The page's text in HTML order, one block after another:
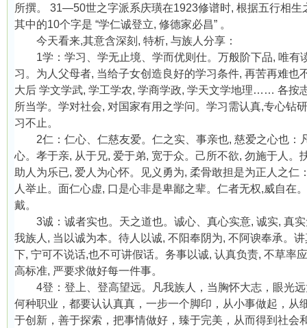
所撰。
31—50世之字派系庆璜在1923修谱时, 根据五行相生
其中的10个字是 “学仁诚登立, 修德家必昌” 。
今天看来,其意含深刻 , 特析, 与族人分享：
1学：学习、学无止境、学而优则仕。万般阶下品, 唯有
习。为人父母者, 当给子女创造良好的学习条件, 再苦再难也
大后 学文学武, 学工学农, 学商学政, 学天文学地理…… 各按
所当学。学对社会, 对国家有用之学问。学习需认真,专心钻研
习不止。
2仁：仁心、仁慈友爱。仁之实、事亲也, 慈爱之心也：
心。孝于亲, 从于兄, 爱于弟, 宽于众。己所不欲, 勿施于人。
助人为乐已, 爱人为心怀。见义勇为, 柔骨敢担是为正人之仁
人举止。面仁心虚, 口是心非是卑鄙之辈。仁者无权,威自在
戴。
3诚：诚者实也。天之道也。诚心、真心实意, 诚实, 真
我族人 , 当以诚为本。待人以诚, 不阳奉阴为, 不阿谀奉承。
下, 宁可不说话,也不可讲假话。务事以诚, 认真负责, 不草率
高标准, 严要求做好每一件事。
4登：登上、登高望远。凡我族人，当胸怀大志，眼光
何种职业，都要认认真真，一步一个脚印，从小事做起，从
于创新，善于探索，把事情做好，臻于完美，从而得到社会